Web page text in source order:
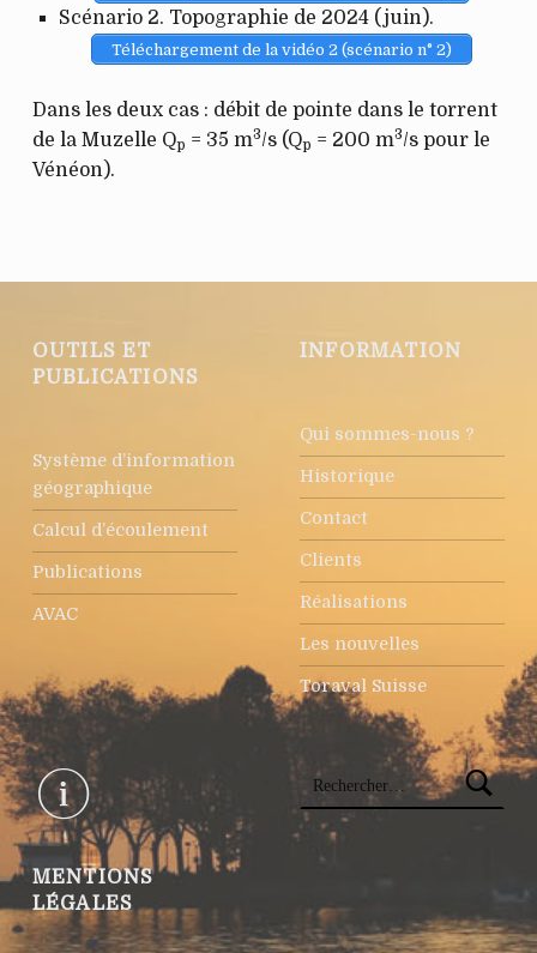
Scénario 2. Topographie de 2024 (juin).
Téléchargement de la vidéo 2 (scénario n° 2)
Dans les deux cas : débit de pointe dans le torrent
de la Muzelle Qp = 35 m3/s (Qp = 200 m3/s pour le
Vénéon).
OUTILS ET
PUBLICATIONS
Système d’information
géographique
Calcul d’écoulement
Publications
AVAC
INFORMATION
Qui sommes-nous ?
Historique
Contact
Clients
Réalisations
Les nouvelles
Toraval Suisse
MENTIONS
LÉGALES
Rechercher :